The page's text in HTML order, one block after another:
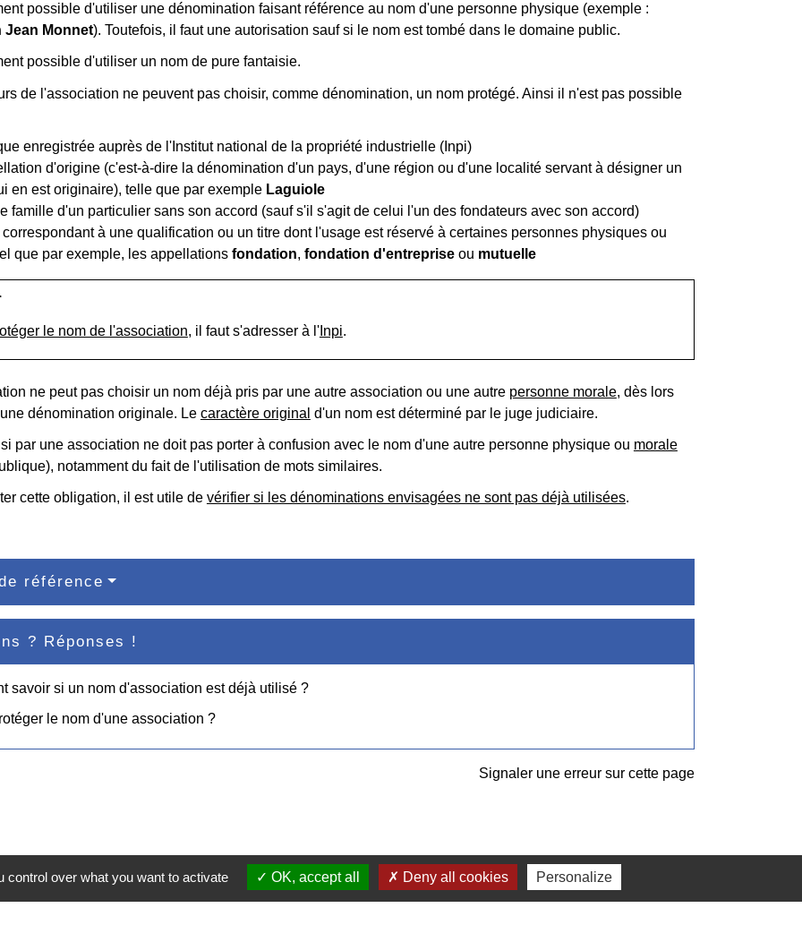
possible d'utiliser une dénomination faisant référence au nom d'une personne physique (exemple :
Monnet). Toutefois, il faut une autorisation sauf si le nom est tombé dans le domaine public.
possible d'utiliser un nom de pure fantaisie.
de l'association ne peuvent pas choisir, comme dénomination, un nom protégé. Ainsi il n'est pas possible
enregistrée auprès de l'Institut national de la propriété industrielle (Inpi)
d'origine (c'est-à-dire la dénomination d'un pays, d'une région ou d'une localité servant à désigner un
en est originaire), telle que par exemple Laguiole
famille d'un particulier sans son accord (sauf s'il s'agit de celui l'un des fondateurs avec son accord)
correspondant à une qualification ou un titre dont l'usage est réservé à certaines personnes physiques ou
que par exemple, les appellations fondation, fondation d'entrepriseou mutuelle
le nom de l'association, il faut s'adresser à l'Inpi.
ne peut pas choisir un nom déjà pris par une autre association ou une autre personne morale, dès lors
dénomination originale. Le caractère original d'un nom est déterminé par le juge judiciaire.
par une association ne doit pas porter à confusion avec le nom d'une autre personne physique ou morale
notamment du fait de l'utilisation de mots similaires.
cette obligation, il est utile de vérifier si les dénominations envisagées ne sont pas déjà utilisées.
référence
? Réponses !
savoir si un nom d'association est déjà utilisé ?
le nom d'une association ?
Signaler une erreur sur cette page
Contacts
over what you want to activate OK, accept all Deny all cookies Personalize